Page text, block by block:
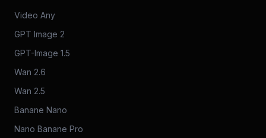
Video Any
GPT Image 2
GPT-Image 1.5
Wan 2.6
Wan 2.5
Banane Nano
Nano Banane Pro